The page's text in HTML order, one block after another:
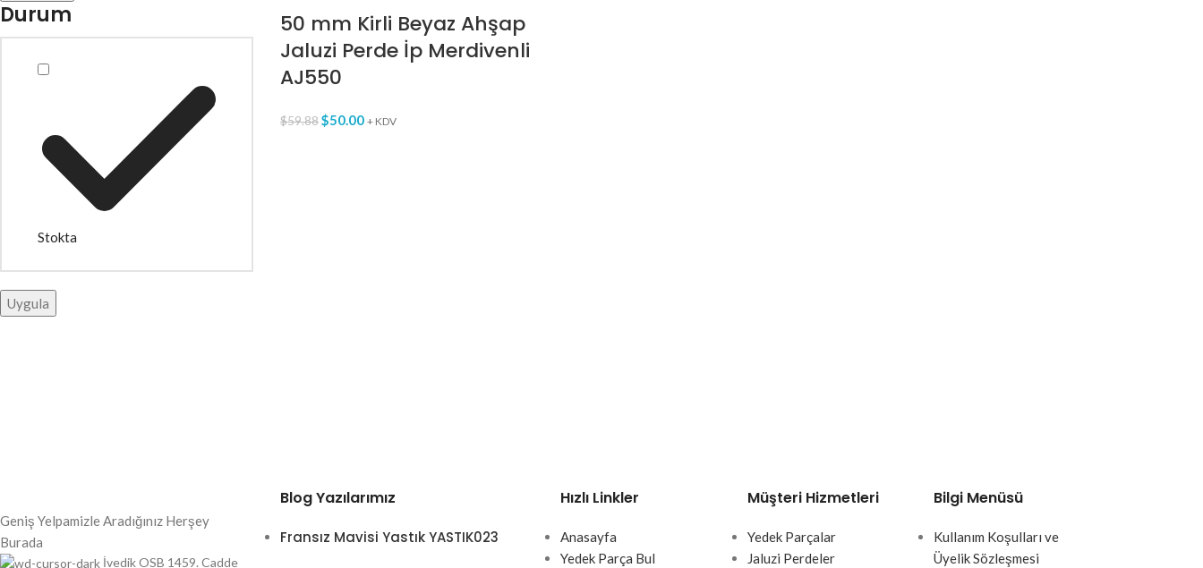
Durum
Stokta
Uygula
50 mm Kirli Beyaz Ahşap
Jaluzi Perde İp Merdivenli
AJ550
$59.88$50.00 + KDV
Geniş Yelpamizle Aradığınız Herşey
Burada
İvedik OSB 1459. Cadde
Blog Yazılarımız
Fransız Mavisi Yastık YASTIK023
Hızlı Linkler
Anasayfa
Yedek Parça Bul
Müşteri Hizmetleri
Yedek Parçalar
Jaluzi Perdeler
Bilgi Menüsü
Kullanım Koşulları ve
Üyelik Sözleşmesi